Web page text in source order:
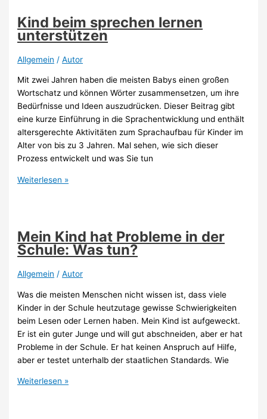
was
tun
Kind beim sprechen lernen
unterstützen
Allgemein /Autor
Mit zwei Jahren haben die meisten Babys einen großen
Wortschatz und können Wörter zusammensetzen, um ihre
Bedürfnisse und Ideen auszudrücken. Dieser Beitrag gibt
eine kurze Einführung in die Sprachentwicklung und enthält
altersgerechte Aktivitäten zum Sprachaufbau für Kinder im
Alter von bis zu 3 Jahren. Mal sehen, wie sich dieser
Prozess entwickelt und was Sie tun
Kind
unterstützen
Weiterlesen »
Mein Kind hat Probleme in der
Schule: Was tun?
Allgemein /Autor
Was die meisten Menschen nicht wissen ist, dass viele
Kinder in der Schule heutzutage gewisse Schwierigkeiten
beim Lesen oder Lernen haben. Mein Kind ist aufgeweckt.
Er ist ein guter Junge und will gut abschneiden, aber er hat
Probleme in der Schule. Er hat keinen Anspruch auf Hilfe,
aber er testet unterhalb der staatlichen Standards. Wie
Mein
Weiterlesen »